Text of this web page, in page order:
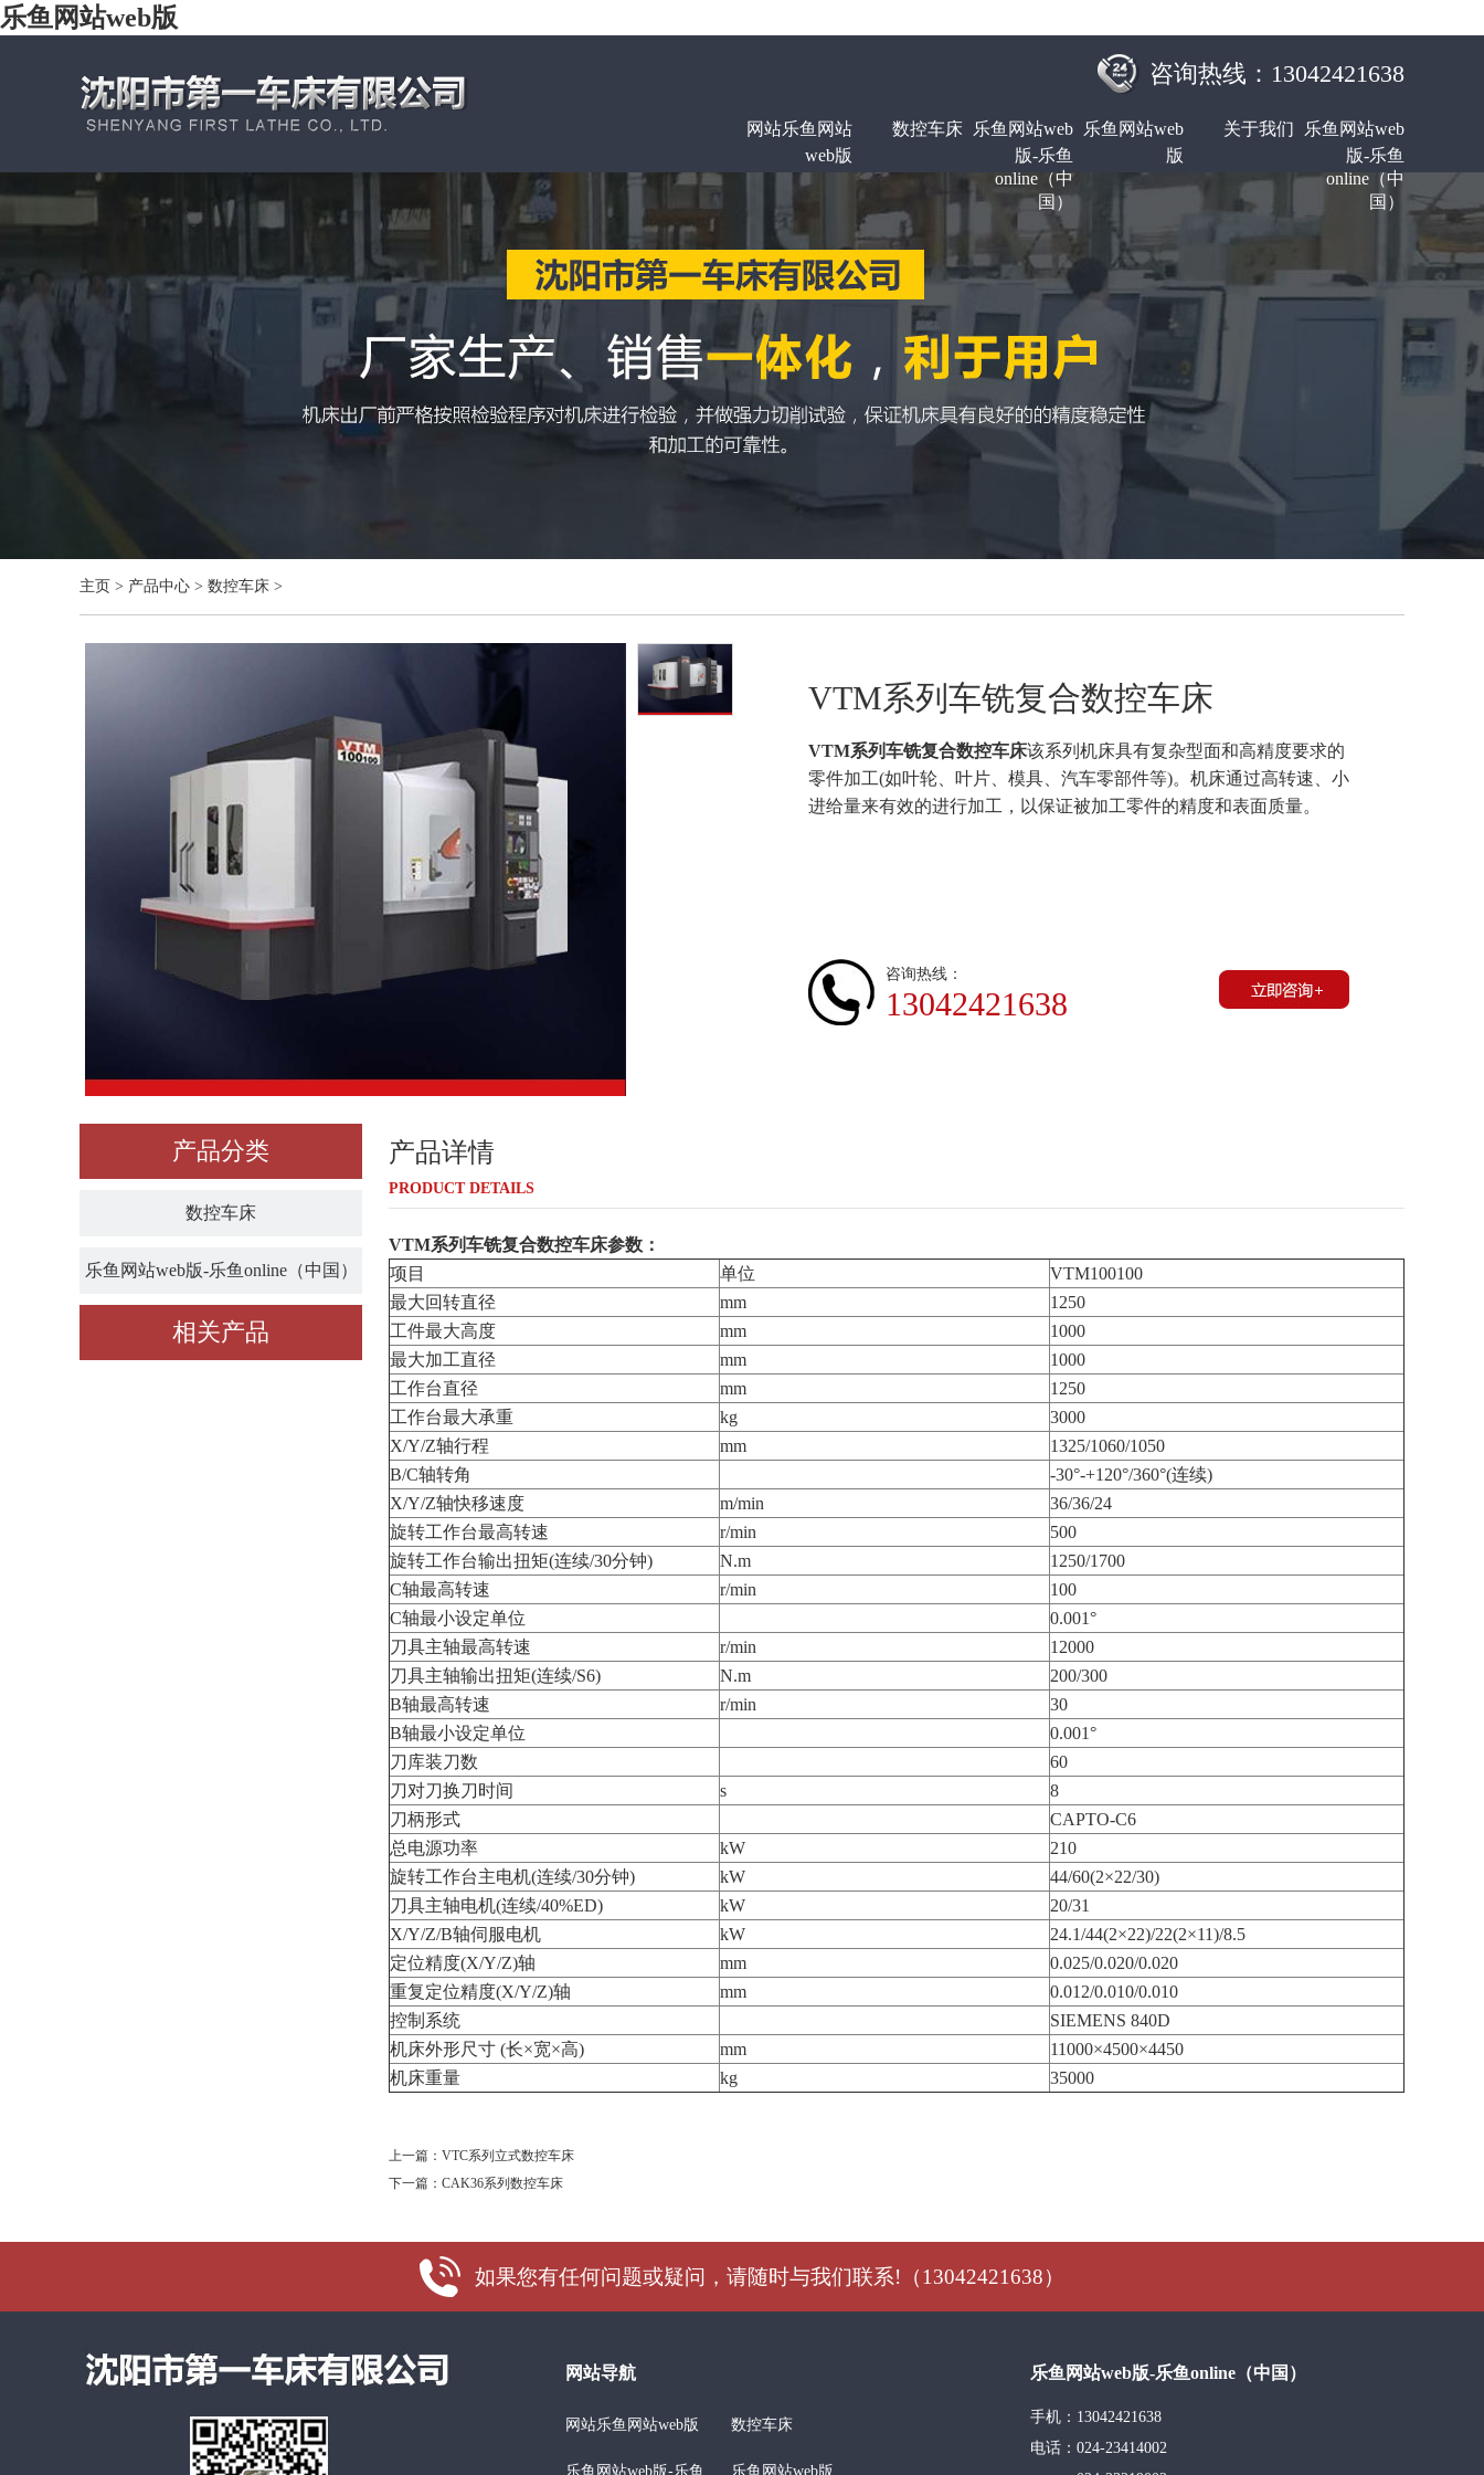
乐鱼网站web版
咨询热线：13042421638
网站乐鱼网站
web版
数控车床 乐鱼网站web
版-乐鱼
online（中
国）
乐鱼网站web
版
关于我们 乐鱼网站web
版-乐鱼
online（中
国）
主页 > 产品中心 > 数控车床 >
VTM系列车铣复合数控车床
VTM系列车铣复合数控车床该系列机床具有复杂型面和高精度要求的
零件加工(如叶轮、叶片、模具、汽车零部件等)。机床通过高转速、小
进给量来有效的进行加工，以保证被加工零件的精度和表面质量。
咨询热线：
13042421638
产品分类
数控车床
乐鱼网站web版-乐鱼online（中国）
相关产品
产品详情
PRODUCT DETAILS
VTM系列车铣复合数控车床参数：
项目
单位
VTM100100
最大回转直径
mm
1250
工件最大高度
mm
1000
最大加工直径
mm
1000
工作台直径
mm
1250
工作台最大承重
kg
3000
X/Y/Z轴行程
mm
1325/1060/1050
B/C轴转角
-30°-+120°/360°(连续)
X/Y/Z轴快移速度
m/min
36/36/24
旋转工作台最高转速
r/min
500
旋转工作台输出扭矩(连续/30分钟)
N.m
1250/1700
C轴最高转速
r/min
100
C轴最小设定单位
0.001°
刀具主轴最高转速
r/min
12000
刀具主轴输出扭矩(连续/S6)
N.m
200/300
B轴最高转速
r/min
30
B轴最小设定单位
0.001°
刀库装刀数
60
刀对刀换刀时间
s
8
刀柄形式
CAPTO-C6
总电源功率
kW
210
旋转工作台主电机(连续/30分钟)
kW
44/60(2×22/30)
刀具主轴电机(连续/40%ED)
kW
20/31
X/Y/Z/B轴伺服电机
kW
24.1/44(2×22)/22(2×11)/8.5
定位精度(X/Y/Z)轴
mm
0.025/0.020/0.020
重复定位精度(X/Y/Z)轴
mm
0.012/0.010/0.010
控制系统
SIEMENS 840D
机床外形尺寸 (长×宽×高)
mm
11000×4500×4450
机床重量
kg 35000
上一篇： VTC系列立式数控车床
下一篇： CAK36系列数控车床
如果您有任何问题或疑问，请随时与我们联系!（13042421638）
网站导航
网站乐鱼网站web版 数控车床
乐鱼网站web版-乐鱼 乐鱼网站web版
乐鱼网站web版-乐鱼online（中国）
手机：13042421638
电话：024-23414002